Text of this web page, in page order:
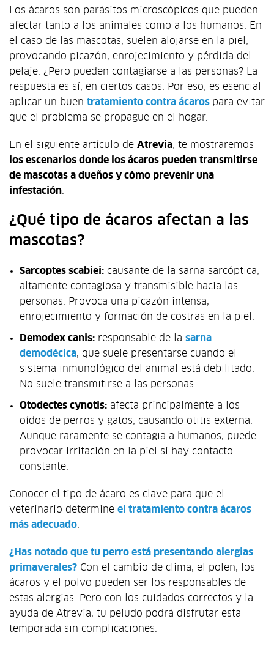
Los ácaros son parásitos microscópicos que pueden
afectar tanto a los animales como a los humanos. En
el caso de las mascotas, suelen alojarse en la piel,
provocando picazón, enrojecimiento y pérdida del
pelaje. ¿Pero pueden contagiarse a las personas? La
respuesta es sí, en ciertos casos. Por eso, es esencial
aplicar un buen tratamiento contra ácaros para evitar
que el problema se propague en el hogar.
En el siguiente artículo de Atrevia, te mostraremos
los escenarios donde los ácaros pueden transmitirse
de mascotas a dueños y cómo prevenir una
infestación.
¿Qué tipo de ácaros afectan a las
mascotas?
Sarcoptes scabiei: causante de la sarna sarcóptica,
altamente contagiosa y transmisible hacia las
personas. Provoca una picazón intensa,
enrojecimiento y formación de costras en la piel.
Demodex canis: responsable de la sarna
demodécica, que suele presentarse cuando el
sistema inmunológico del animal está debilitado.
No suele transmitirse a las personas.
Otodectes cynotis: afecta principalmente a los
oídos de perros y gatos, causando otitis externa.
Aunque raramente se contagia a humanos, puede
provocar irritación en la piel si hay contacto
constante.
Conocer el tipo de ácaro es clave para que el
veterinario determine el tratamiento contra ácaros
más adecuado.
¿Has notado que tu perro está presentando alergias
primaverales? Con el cambio de clima, el polen, los
ácaros y el polvo pueden ser los responsables de
estas alergias. Pero con los cuidados correctos y la
ayuda de Atrevia, tu peludo podrá disfrutar esta
temporada sin complicaciones.